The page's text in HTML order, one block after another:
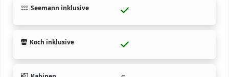
Seemann inklusive
Koch inklusive